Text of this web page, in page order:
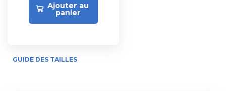
Ajouter au
panier
GUIDE DES TAILLES